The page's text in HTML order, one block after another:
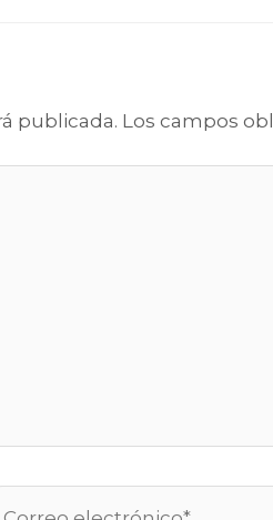
publicada. Los campos